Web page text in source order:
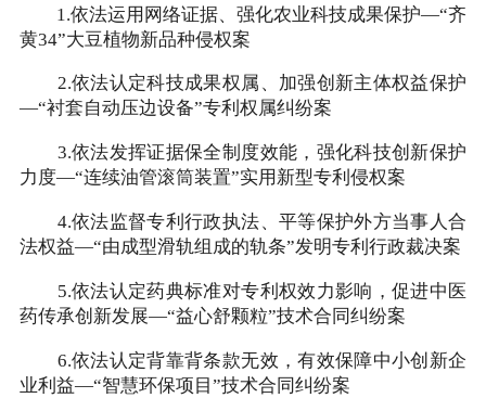
1.依法运用网络证据、强化农业科技成果保护—“齐
黄34”大豆植物新品种侵权案
2.依法认定科技成果权属、加强创新主体权益保护
—“衬套自动压边设备”专利权属纠纷案
3.依法发挥证据保全制度效能，强化科技创新保护
力度—“连续油管滚筒装置”实用新型专利侵权案
4.依法监督专利行政执法、平等保护外方当事人合
法权益—“由成型滑轨组成的轨条”发明专利行政裁决案
5.依法认定药典标准对专利权效力影响，促进中医
药传承创新发展—“益心舒颗粒”技术合同纠纷案
6.依法认定背靠背条款无效，有效保障中小创新企
业利益—“智慧环保项目”技术合同纠纷案